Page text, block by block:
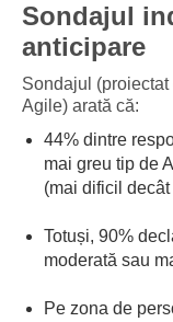
Sondajul
anticipare
Sondajul
Agile) arată că:
44% dintre
mai greu tip de
(mai dificil
Totuși, 90%
moderată sau
Pe zona de